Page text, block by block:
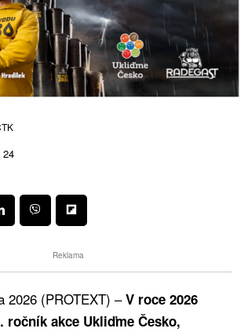
24
Reklama
2026 (PROTEXT) –V roce 2026
ročník akce Ukliďme Česko,